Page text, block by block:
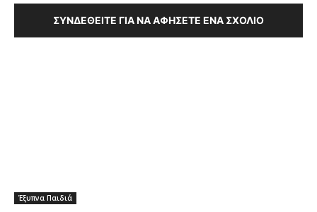
ΣΥΝΔΕΘΕΊΤΕ ΓΙΑ ΝΑ ΑΦΉΣΕΤΕ ΈΝΑ ΣΧΌΛΙΟ
Έξυπνα Παιδιά